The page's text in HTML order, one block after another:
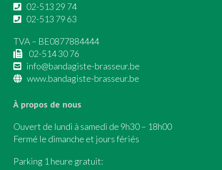
02-513 29 74
02-513 79 63
TVA – BE0877884444
02-514 30 76
info@bandagiste-brasseur.be
www.bandagiste-brasseur.be
À propos de nous
Ouvert de lundi à samedi de 9h30 – 18h00
Fermé le dimanche et jours fériés
Parking 1 heure gratuit: